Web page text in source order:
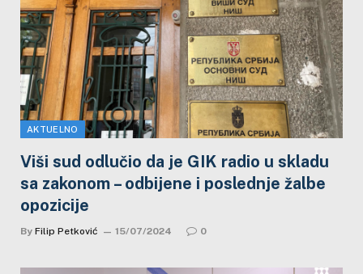
AKTUELNO
Viši sud odlučio da je GIK radio u skladu
sa zakonom – odbijene i poslednje žalbe
opozicije
By Filip Petković 15/07/2024 0